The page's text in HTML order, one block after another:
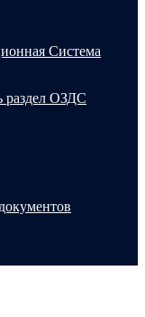
Система
ОЗДС